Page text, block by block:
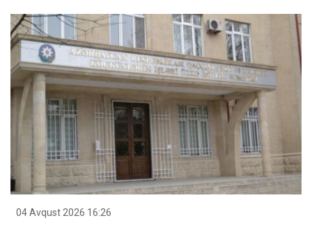
04 Avqust 2026 16:26